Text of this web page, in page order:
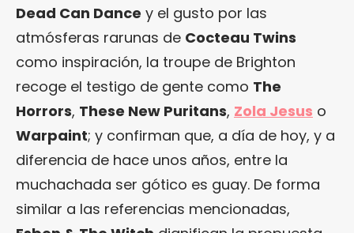
Dead Can Dance y el gusto por las
atmósferas rarunas de Cocteau Twins
como inspiración, la troupe de Brighton
recoge el testigo de gente como The
Horrors, These New Puritans, Zola Jesus o
Warpaint; y confirman que, a día de hoy, y a
diferencia de hace unos años, entre la
muchachada ser gótico es guay. De forma
similar a las referencias mencionadas,